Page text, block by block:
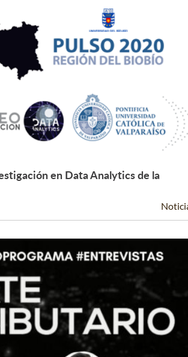
Leer Más +
en Data Analytics de la